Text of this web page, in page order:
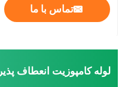
تماس با ما
لوله کامپوزیت انعطاف پذیر